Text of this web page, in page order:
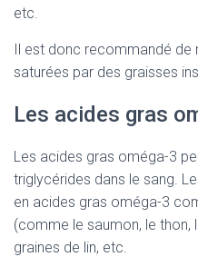
etc.
Il est donc recommandé de
saturées par des graisses
Les acides gras
Les acides gras oméga-3
triglycérides dans le sang.
en acides gras oméga-3
(comme le saumon, le thon,
graines de lin, etc.